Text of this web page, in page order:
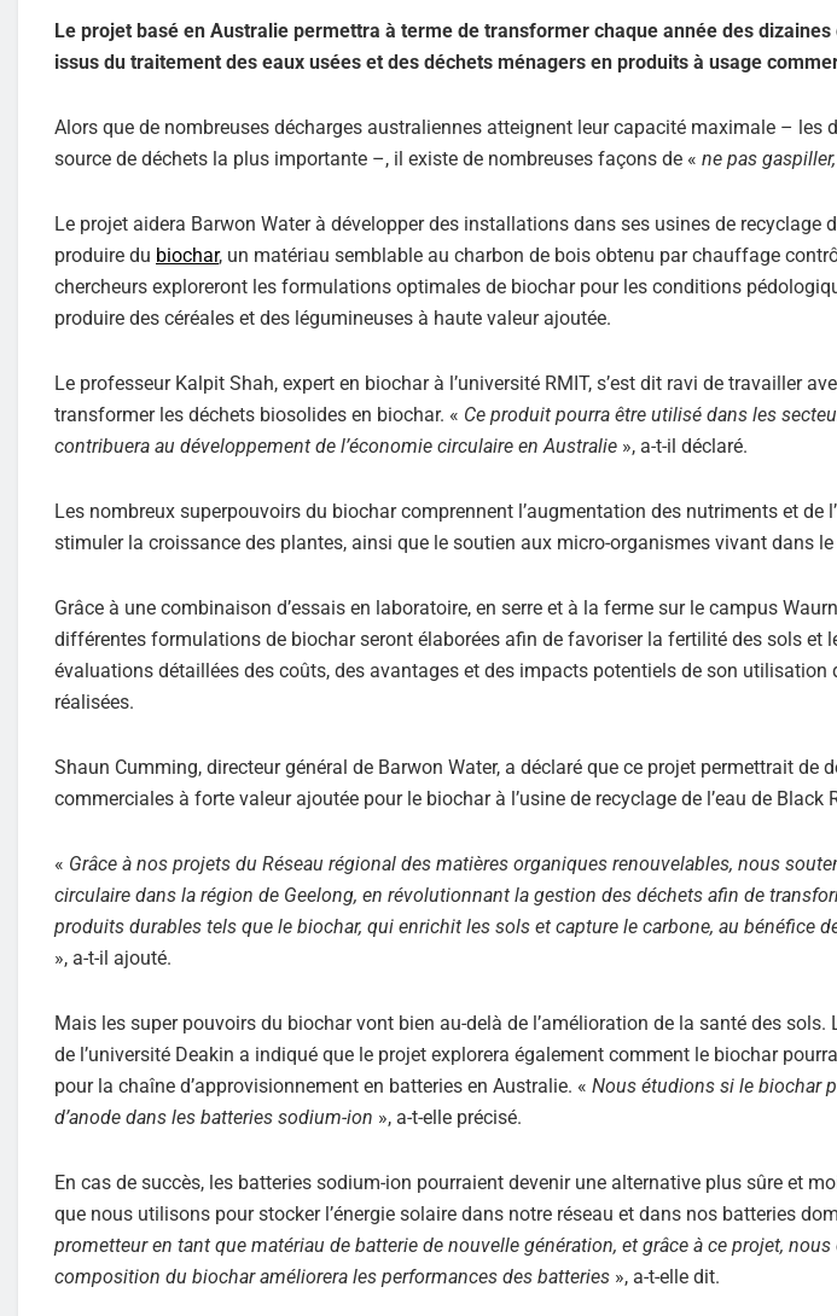
Le projet basé en Australie permettra à terme de transformer chaque année des
issus du traitement des eaux usées et des déchets ménagers en produits à usage
Alors que de nombreuses décharges australiennes atteignent leur capacité maximale – les
source de déchets la plus importante –, il existe de nombreuses façons de « ne pas
Le projet aidera Barwon Water à développer des installations dans ses usines de recyclage
produire du biochar, un matériau semblable au charbon de bois obtenu par chauffage
chercheurs exploreront les formulations optimales de biochar pour les conditions
produire des céréales et des légumineuses à haute valeur ajoutée.
Le professeur Kalpit Shah, expert en biochar à l’université RMIT, s’est dit ravi de travailler
transformer les déchets biosolides en biochar. « Ce produit pourra être utilisé dans les
contribuera au développement de l’économie circulaire en Australie », a-t-il déclaré.
Les nombreux superpouvoirs du biochar comprennent l’augmentation des nutriments et de
stimuler la croissance des plantes, ainsi que le soutien aux micro-organismes vivant dans
Grâce à une combinaison d’essais en laboratoire, en serre et à la ferme sur le campus
différentes formulations de biochar seront élaborées afin de favoriser la fertilité des sols et
évaluations détaillées des coûts, des avantages et des impacts potentiels de son utilisation
réalisées.
Shaun Cumming, directeur général de Barwon Water, a déclaré que ce projet permettrait de
commerciales à forte valeur ajoutée pour le biochar à l’usine de recyclage de l’eau de Black
« Grâce à nos projets du Réseau régional des matières organiques renouvelables, nous
circulaire dans la région de Geelong, en révolutionnant la gestion des déchets afin de
produits durables tels que le biochar, qui enrichit les sols et capture le carbone, au bénéfice
», a-t-il ajouté.
Mais les super pouvoirs du biochar vont bien au-delà de l’amélioration de la santé des sols.
de l’université Deakin a indiqué que le projet explorera également comment le biochar
pour la chaîne d’approvisionnement en batteries en Australie. « Nous étudions si le biochar
d’anode dans les batteries sodium-ion », a-t-elle précisé.
En cas de succès, les batteries sodium-ion pourraient devenir une alternative plus sûre et
que nous utilisons pour stocker l’énergie solaire dans notre réseau et dans nos batteries
prometteur en tant que matériau de batterie de nouvelle génération, et grâce à ce projet,
composition du biochar améliorera les performances des batteries », a-t-elle dit.